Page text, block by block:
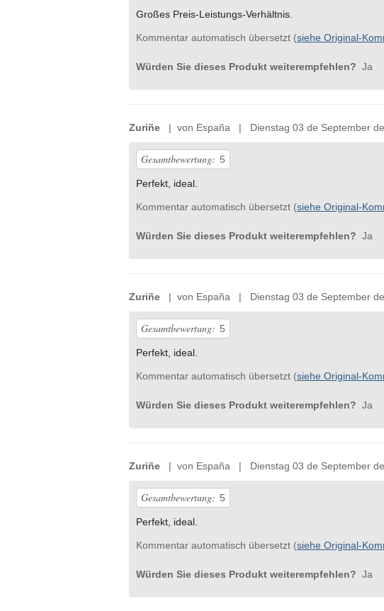
Großes Preis-Leistungs-Verhältnis.
Kommentar automatisch übersetzt (siehe Original-
Würden Sie dieses Produkt weiterempfehlen? Ja
Zuriñe | von España | Dienstag 03 de September
Gesamtbewertung: 5
Perfekt, ideal.
Kommentar automatisch übersetzt (siehe Original-
Würden Sie dieses Produkt weiterempfehlen? Ja
Zuriñe | von España | Dienstag 03 de September
Gesamtbewertung: 5
Perfekt, ideal.
Kommentar automatisch übersetzt (siehe Original-
Würden Sie dieses Produkt weiterempfehlen? Ja
Zuriñe | von España | Dienstag 03 de September
Gesamtbewertung: 5
Perfekt, ideal.
Kommentar automatisch übersetzt (siehe Original-
Würden Sie dieses Produkt weiterempfehlen? Ja